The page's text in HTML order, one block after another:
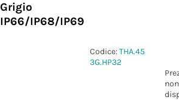
Grigio
IP66/IP68/IP69
Codice:THA.45
3G.HP32
non